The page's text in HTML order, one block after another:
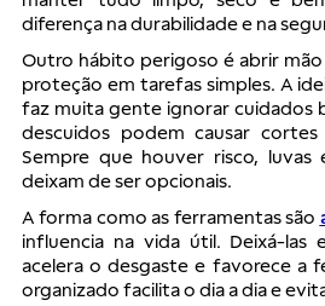
diferença na durabilidade e na
Outro hábito perigoso é abrir
proteção em tarefas simples. A
faz muita gente ignorar cuidados
descuidos podem causar
Sempre que houver risco,
deixam de ser opcionais.
A forma como as ferramentas são
influencia na vida útil. Deixá-las
acelera o desgaste e favorece a
organizado facilita o dia a dia e